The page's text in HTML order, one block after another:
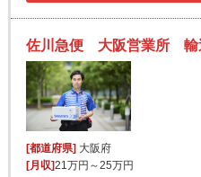
[都道府県]大阪府
[月収]21万円～25万円